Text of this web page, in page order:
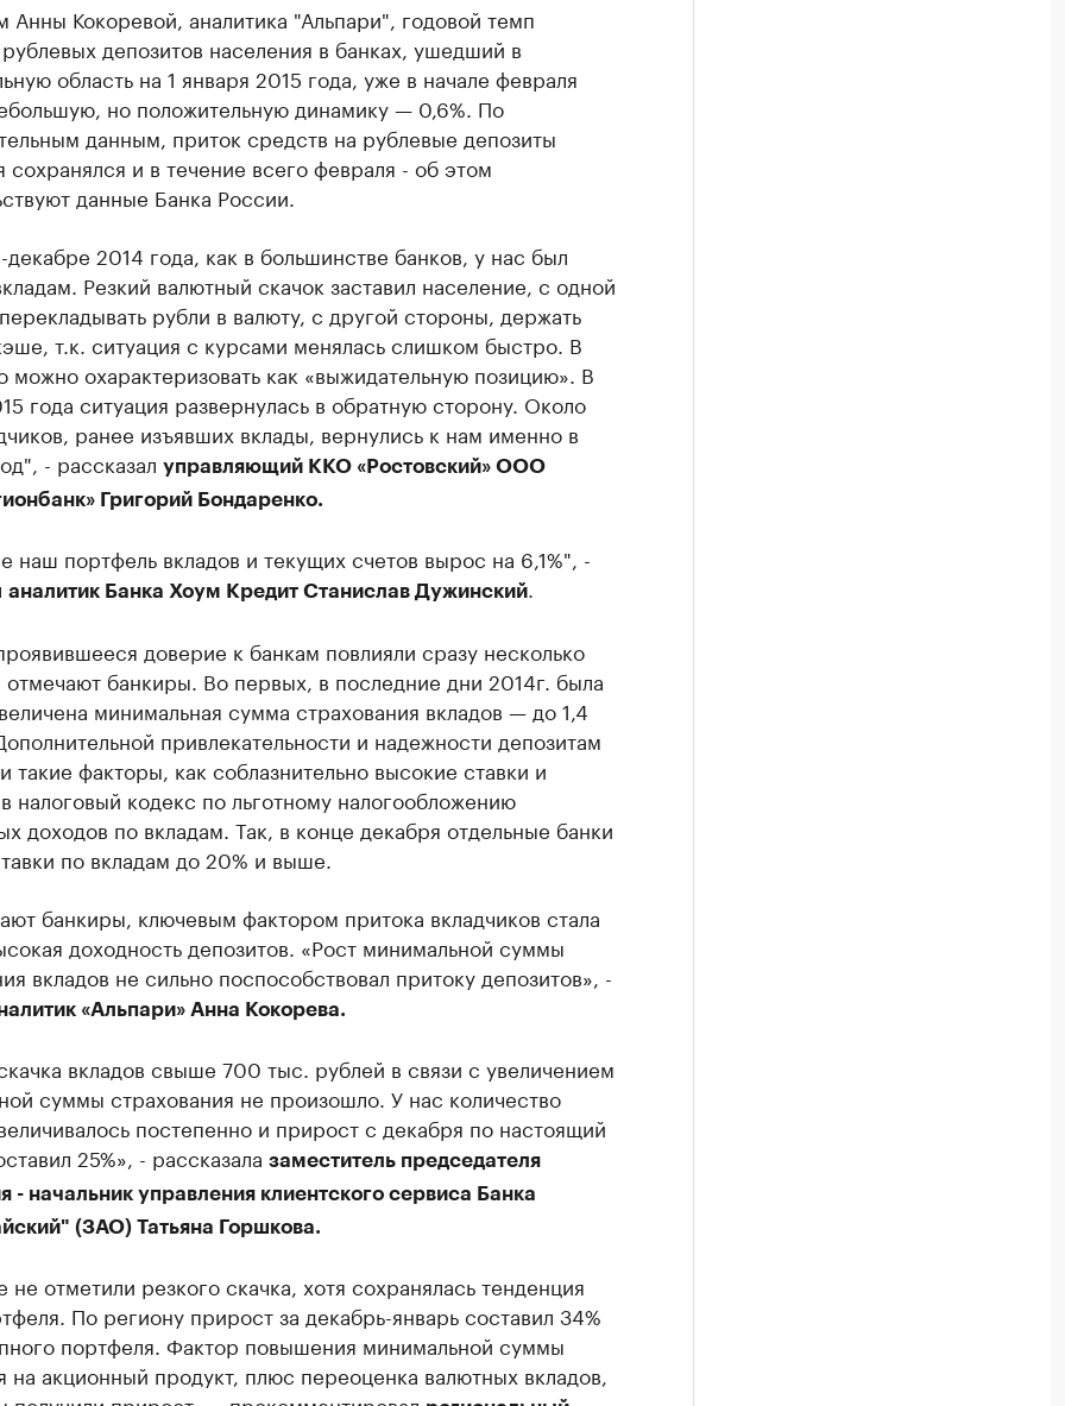
Анны Кокоревой, аналитика "Альпари", годовой темп
депозитов населения в банках, ушедший в
область на 1 января 2015 года, уже в начале февраля
но положительную динамику — 0,6%. По
данным, приток средств на рублевые депозиты
сохранялся и в течение всего февраля - об этом
данные Банка России.
2014 года, как в большинстве банков, у нас был
Резкий валютный скачок заставил население, с одной
рубли в валюту, с другой стороны, держать
т.к. ситуация с курсами менялась слишком быстро. В
можно охарактеризовать как «выжидательную позицию». В
года ситуация развернулась в обратную сторону. Около
ранее изъявших вклады, вернулись к нам именно в
- рассказал управляющий ККО «Ростовский» ООО
Григорий Бондаренко.
наш портфель вкладов и текущих счетов вырос на 6,1%", -
аналитик Банка Хоум Кредит Станислав Дужинский.
доверие к банкам повлияли сразу несколько
отмечают банкиры. Во первых, в последние дни 2014г. была
минимальная сумма страхования вкладов — до 1,4
привлекательности и надежности депозитам
такие факторы, как соблазнительно высокие ставки и
налоговый кодекс по льготному налогообложению
доходов по вкладам. Так, в конце декабря отдельные банки
по вкладам до 20% и выше.
банкиры, ключевым фактором притока вкладчиков стала
доходность депозитов. «Рост минимальной суммы
вкладов не сильно поспособствовал притоку депозитов», -
«Альпари» Анна Кокорева.
вкладов свыше 700 тыс. рублей в связи с увеличением
суммы страхования не произошло. У нас количество
постепенно и прирост с декабря по настоящий
25%», - рассказала заместитель председателя
- начальник управления клиентского сервиса Банка
(ЗАО) Татьяна Горшкова.
отметили резкого скачка, хотя сохранялась тенденция
По региону прирост за декабрь-январь составил 34%
портфеля. Фактор повышения минимальной суммы
на акционный продукт, плюс переоценка валютных вкладов,